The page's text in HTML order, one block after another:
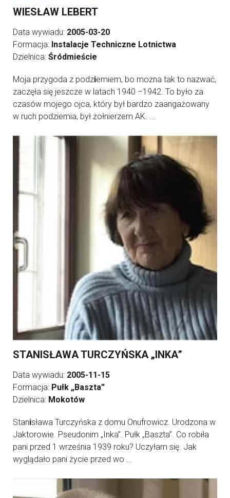
WIESŁAW LEBERT
Data wywiadu: 2005-03-20
Formacja: Instalacje Techniczne Lotnictwa
Dzielnica: Śródmieście
Moja przygoda z podziemiem, bo można tak to nazwać,
zaczęła się jeszcze w latach 1940 –1942. To było za
czasów mojego ojca, który był bardzo zaangażowany
w ruch podziemia, był żołnierzem AK. ...
STANISŁAWA TURCZYŃSKA „INKA”
Data wywiadu: 2005-11-15
Formacja: Pułk „Baszta”
Dzielnica: Mokotów
Stanisława Turczyńska z domu Onufrowicz. Urodzona w
Jaktorowie. Pseudonim „Inka”. Pułk „Baszta”. Co robiła
pani przed 1 września 1939 roku? Uczyłam się. Jak
wyglądało pani życie przed wo ...